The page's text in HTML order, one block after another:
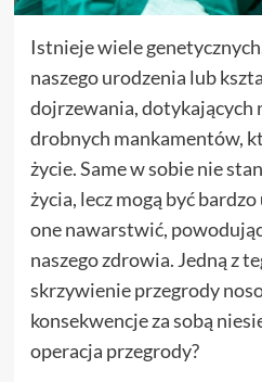
Istnieje wiele
naszego urodzenia lub
dojrzewania, dotykających
drobnych mankamentów,
życie. Same w sobie nie
życia, lecz mogą być
one nawarstwić,
naszego zdrowia. Jedną z
skrzywienie przegrody
konsekwencje za sobą
operacja przegrody?